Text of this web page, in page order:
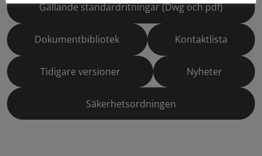
Gällande standardritningar (Dwg och pdf)
Dokumentbibliotek Kontaktlista
Tidigare versioner Nyheter
Säkerhetsordningen